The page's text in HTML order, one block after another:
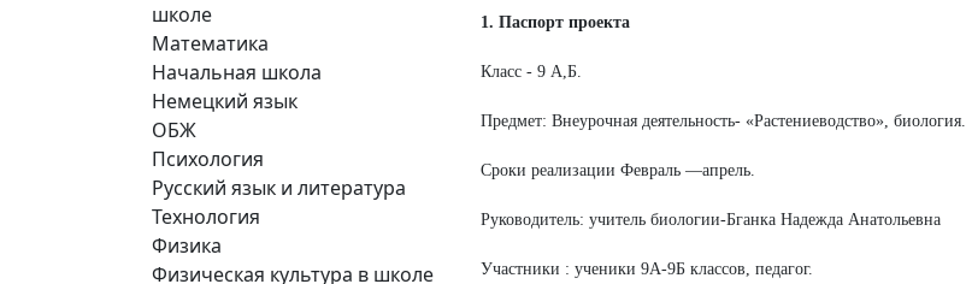
школе
Математика
Начальная школа
Немецкий язык
ОБЖ
Психология
Русский язык и литература
Технология
Физика
Физическая культура в школе
1. Паспорт проекта
Класс - 9 А,Б.
Предмет: Внеурочная деятельность- «Растениеводство», биология.
Сроки реализации Февраль —апрель.
Руководитель: учитель биологии-Бганка Надежда Анатольевна
Участники : ученики 9А-9Б классов, педагог.